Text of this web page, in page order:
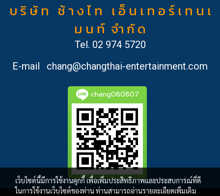
บ ริ ษั ท ช้ า ง ไ ท เ อ็ น เ ท อ ร์ เ ท น เ
ม น ท์ จำ กั ด
Tel. 02 974 5720
E-mail
chang@changthai-entertainment.com
chang080807
เว็บไซต์นี้มีการใช้งานคุกกี้ เพื่อเพิ่มประสิทธิภาพและประสบการณ์ที่ดี
ในการใช้งานเว็บไซต์ของท่าน ท่านสามารถอ่านรายละเอียดเพิ่มเติม